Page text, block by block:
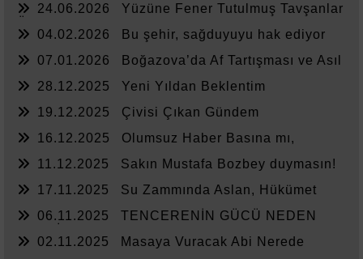
24.06.2026
Yüzüne Fener Tutulmuş Tavşanlar
04.02.2026
Bu şehir, sağduyuyu hak ediyor
07.01.2026
Boğazova’da Af Tartışması ve Asıl
28.12.2025
Yeni Yıldan Beklentim
19.12.2025
Çivisi Çıkan Gündem
16.12.2025
Olumsuz Haber Basına mı,
11.12.2025
Sakın Mustafa Bozbey duymasın!
17.11.2025
Su Zammında Aslan, Hükümet
06.11.2025
TENCERENİN GÜCÜ NEDEN
02.11.2025
Masaya Vuracak Abi Nerede